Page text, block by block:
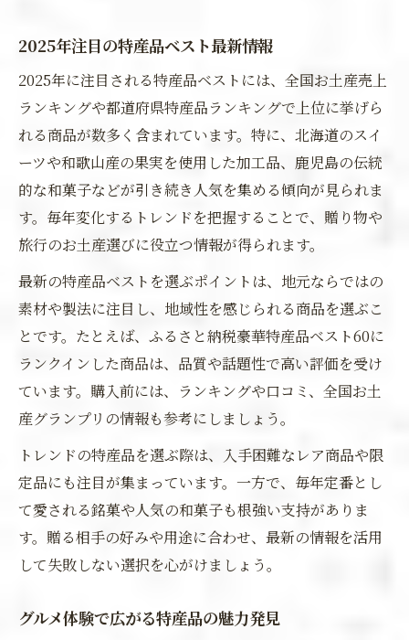
2025年注目の特産品ベスト最新情報
2025年に注目される特産品ベストには、全国お土産売上
ランキングや都道府県特産品ランキングで上位に挙げら
れる商品が数多く含まれています。特に、北海道のスイ
ーツや和歌山産の果実を使用した加工品、鹿児島の伝統
的な和菓子などが引き続き人気を集める傾向が見られま
す。毎年変化するトレンドを把握することで、贈り物や
旅行のお土産選びに役立つ情報が得られます。
最新の特産品ベストを選ぶポイントは、地元ならではの
素材や製法に注目し、地域性を感じられる商品を選ぶこ
とです。たとえば、ふるさと納税豪華特産品ベスト60に
ランクインした商品は、品質や話題性で高い評価を受け
ています。購入前には、ランキングや口コミ、全国お土
産グランプリの情報も参考にしましょう。
トレンドの特産品を選ぶ際は、入手困難なレア商品や限
定品にも注目が集まっています。一方で、毎年定番とし
て愛される銘菓や人気の和菓子も根強い支持がありま
す。贈る相手の好みや用途に合わせ、最新の情報を活用
して失敗しない選択を心がけましょう。
グルメ体験で広がる特産品の魅力発見